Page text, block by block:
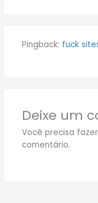
Pingback: fuck
Deixe um
Você precisa
comentário.